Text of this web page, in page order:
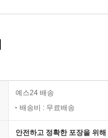
예스24 배송
배송비 : 무료배송
안전하고 정확한 포장을 위